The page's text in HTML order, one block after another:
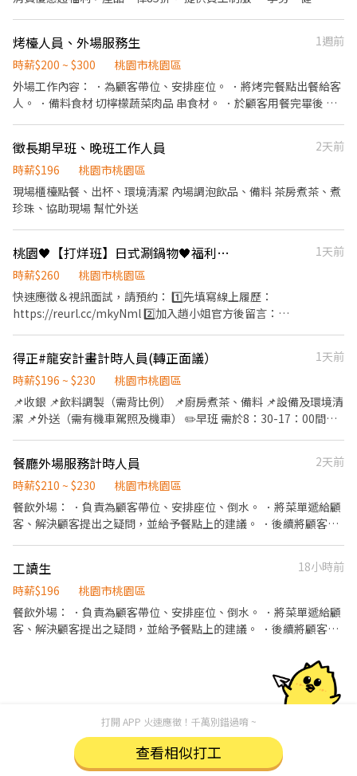
具備普通重型機車駕照。
烤檯人員、外場服務生
1週前
時薪$200 ~ $300
桃園市桃園區
外場工作內容： ．為顧客帶位、安排座位。 ．將烤完餐點出餐給客
人。 ．備料食材 切檸檬蔬菜肉品 串食材。 ．於顧客用餐完畢後 負
需要的酒水品項。 ．打包外帶服務。 烤檯工作內容： ．回答顧客食
材及內用外帶上的問題。 ．為顧客介紹食材及海鮮。 ．烤檯製作出
餐基本擺盤給外場人員。 ．烤檯周邊設備清潔保養及環境整理乾
淨。 ．輔助外場收店及開店相關內容。 ．備料食材 切檸檬蔬菜肉品
徵長期早班、晚班工作人員
2天前
時薪$196
桃園市桃園區
現場櫃檯點餐、出杯、環境清潔 內場調泡飲品、備料 茶房煮茶、煮
珍珠、協助現場 幫忙外送
桃園🖤【打烊班】日式涮鍋物🖤福利佳佳🖤同事好相處
1天前
時薪$260
桃園市桃園區
快速應徵＆視訊面試，請預約： 1️⃣先填寫線上履歷：
https://reurl.cc/mkyNml 2️⃣加入趙小姐官方後留言：
⸻⸻⸻⸻⸻⸻⸻⸻ 【工作內容】
內場負責備料、烹飪、擺盤、洗滌與環境清潔，廚房管理 外場負責
接待、點餐、送餐、服務顧客、結帳與維持用餐環境 上班時間(起班
時間) 早班10:30~17:30 晚班17:30~23:00 打烊班22:00~0200 時薪
月以上 ☑️一週可排班至少四天(含假日)
得正#龍安計畫計時人員(轉正面議）
1天前
時薪$196 ~ $230
桃園市桃園區
📌收銀 📌飲料調製（需背比例） 📌廚房煮茶、備料 📌設備及環境清
潔 📌外送（需有機車駕照及機車） ✏️早班 需於8：30-17：00間彈
餐廳外場服務計時人員
2天前
時薪$210 ~ $230
桃園市桃園區
餐飲外場： ．負責為顧客帶位、安排座位、倒水。 ．將菜單遞給顧
客、解決顧客提出之疑問，並給予餐點上的建議。 ．後續將顧客點
負責結帳、收銀等工作。
工讀生
18小時前
時薪$196
桃園市桃園區
餐飲外場： ．負責為顧客帶位、安排座位、倒水。 ．將菜單遞給顧
客、解決顧客提出之疑問，並給予餐點上的建議。 ．後續將顧客點
配飲料等。 ．於顧客用餐完畢後，負責收拾碗盤與清理環境。 ．並
負責結帳、收銀等工作。 餐飲內場： ．擔任廚師的助手，處理烹飪
前與烹飪中之準備工作與其他餐廳相關事務。 ．負責洗、剝、削、
所需要的食材。 ．協助測量食材的容量與重量。 ．負責擺盤、打包
打開 APP 火速應徵！千萬別錯過唷 ~
查看相似打工